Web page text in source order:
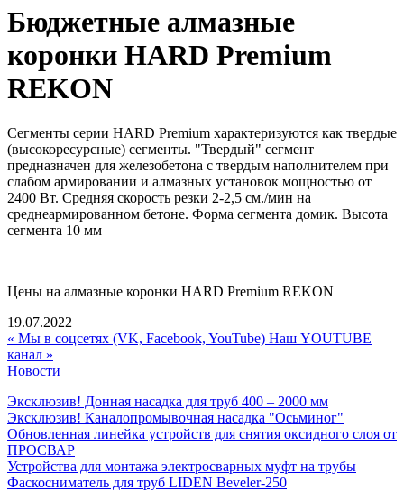
Бюджетные алмазные
коронки HARD Premium
REKON
Сегменты серии HARD Premium характеризуются как твердые
(высокоресурсные) сегменты. "Твердый" сегмент
предназначен для железобетона с твердым наполнителем при
слабом армировании и алмазных установок мощностью от
2400 Вт. Средняя скорость резки 2-2,5 см./мин на
среднеармированном бетоне. Форма сегмента домик. Высота
сегмента 10 мм
Цены на алмазные коронки HARD Premium REKON
19.07.2022
« Мы в соцсетях (VK, Facebook, YouTube) Наш YOUTUBE
канал »
Новости
Эксклюзив! Донная насадка для труб 400 – 2000 мм
Эксклюзив! Каналопромывочная насадка "Осьминог"
Обновленная линейка устройств для снятия оксидного слоя от
ПРОСВАР
Устройства для монтажа электросварных муфт на трубы
Фаскосниматель для труб LIDEN Beveler-250